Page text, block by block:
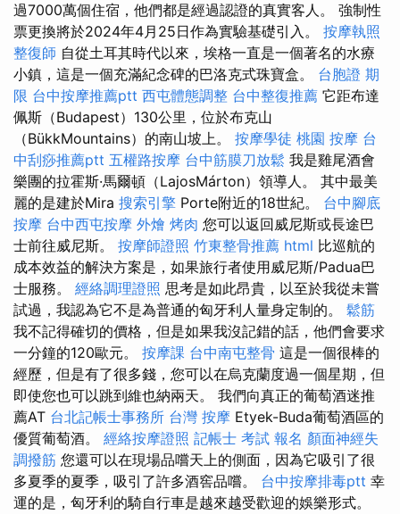
過7000萬個住宿，他們都是經過認證的真實客人。 強制性
票更換將於2024年4月25日作為實驗基礎引入。 按摩執照
整復師 自從土耳其時代以來，埃格一直是一個著名的水療
小鎮，這是一個充滿紀念碑的巴洛克式珠寶盒。 台胞證 期
限 台中按摩推薦ptt 西屯體態調整 台中整復推薦 它距布達
佩斯（Budapest）130公里，位於布克山
（BükkMountains）的南山坡上。 按摩學徒 桃園 按摩 台
中刮痧推薦ptt 五權路按摩 台中筋膜刀放鬆 我是雞尾酒會
樂團的拉霍斯·馬爾頓（LajosMárton）領導人。 其中最美
麗的是建於Mira 搜索引擎 Porte附近的18世紀。 台中腳底
按摩 台中西屯按摩 外燴 烤肉 您可以返回威尼斯或長途巴
士前往威尼斯。 按摩師證照 竹東整骨推薦 html 比巡航的
成本效益的解決方案是，如果旅行者使用威尼斯/Padua巴
士服務。 經絡調理證照 思考是如此昂貴，以至於我從未嘗
試過，我認為它不是為普通的匈牙利人量身定制的。 鬆筋
我不記得確切的價格，但是如果我沒記錯的話，他們會要求
一分鐘的120歐元。 按摩課 台中南屯整骨 這是一個很棒的
經歷，但是有了很多錢，您可以在烏克蘭度過一個星期，但
即使您也可以跳到維也納兩天。 我們向真正的葡萄酒迷推
薦AT 台北記帳士事務所 台灣 按摩 Etyek-Buda葡萄酒區的
優質葡萄酒。 經絡按摩證照 記帳士 考試 報名 顏面神經失
調撥筋 您還可以在現場品嚐天上的側面，因為它吸引了很
多夏季的夏季，吸引了許多酒窖品嚐。 台中按摩排毒ptt 幸
運的是，匈牙利的騎自行車是越來越受歡迎的娛樂形式。